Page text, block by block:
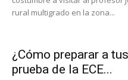
rural multigrado en la zona...
¿Cómo preparar a
prueba de la ECE...